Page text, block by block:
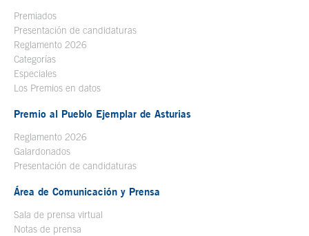
Premiados
Presentación de candidaturas
Reglamento 2026
Categorías
Especiales
Los Premios en datos
Premio al Pueblo Ejemplar de Asturias
Reglamento 2026
Galardonados
Presentación de candidaturas
Área de Comunicación y Prensa
Sala de prensa virtual
Notas de prensa